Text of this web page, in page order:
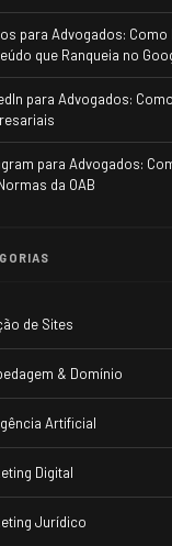
para Advogados: Como
que Ranqueia no
para Advogados:
para Advogados:
da OAB
de Sites
& Domínio
Artificial
Digital
Jurídico